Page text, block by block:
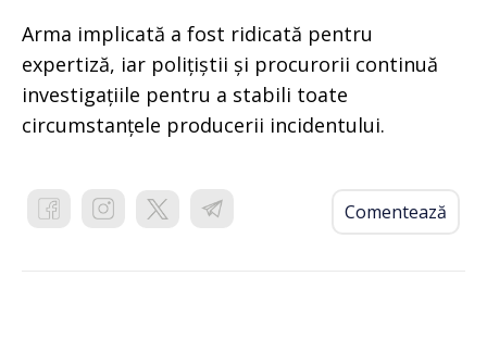
Arma implicată a fost ridicată pentru
expertiză, iar polițiștii și procurorii continuă
investigațiile pentru a stabili toate
circumstanțele producerii incidentului.
Comentează